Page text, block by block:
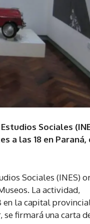
Sociales
a las 18 en Paraná,
Sociales (INES)
La actividad,
en la capital
se firmará una carta